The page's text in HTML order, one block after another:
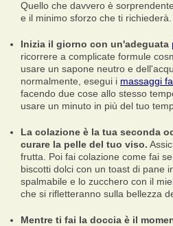
Quello che davvero è
e il minimo sforzo che ti richiederà.
Inizia il giorno con un'adeguata
ricorrere a complicate formule
usare un sapone neutro e
normalmente, esegui i massaggi
facendo due cose allo stesso
usare un minuto in più del tuo
La colazione è la tua seconda
curare la pelle del tuo viso.
frutta. Poi fai colazione come fai
biscotti dolci con un toast di pane
spalmabile e lo zucchero con il
che si rifletteranno sulla bellezza
Mentre ti fai la doccia è il